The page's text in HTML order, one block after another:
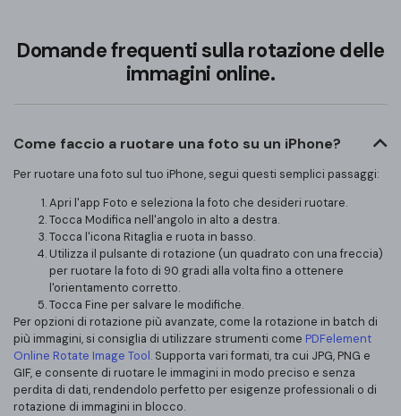
Domande frequenti sulla rotazione delle
immagini online.
Come faccio a ruotare una foto su un iPhone?
Per ruotare una foto sul tuo iPhone, segui questi semplici passaggi:
Apri l'app Foto e seleziona la foto che desideri ruotare.
Tocca Modifica nell'angolo in alto a destra.
Tocca l'icona Ritaglia e ruota in basso.
Utilizza il pulsante di rotazione (un quadrato con una freccia)
per ruotare la foto di 90 gradi alla volta fino a ottenere
l'orientamento corretto.
Tocca Fine per salvare le modifiche.
Per opzioni di rotazione più avanzate, come la rotazione in batch di
più immagini, si consiglia di utilizzare strumenti come PDFelement
Online Rotate Image Tool. Supporta vari formati, tra cui JPG, PNG e
GIF, e consente di ruotare le immagini in modo preciso e senza
perdita di dati, rendendolo perfetto per esigenze professionali o di
rotazione di immagini in blocco.